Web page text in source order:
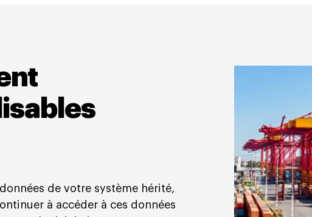
de votre système hérité,
à accéder à ces données